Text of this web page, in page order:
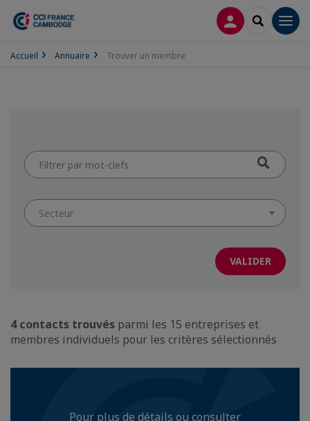
CONNEXION
Accueil Annuaire Trouver un membre
Filtrer
par
mot-
Secteur
4 contacts trouvés parmi les 15 entreprises et
membres individuels pour les critères sélectionnés
Pour plus de détails ou consulter